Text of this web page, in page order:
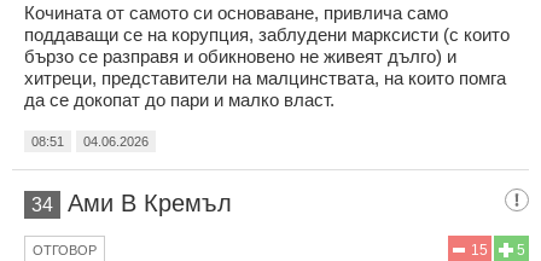
Кочината от самото си основаване, привлича само
поддаващи се на корупция, заблудени марксисти (с които
бързо се разправя и обикновено не живеят дълго) и
хитреци, представители на малцинствата, на които помга
да се докопат до пари и малко власт.
08:51 04.06.2026
34 Ами В Кремъл
5
15
ОТГОВОР